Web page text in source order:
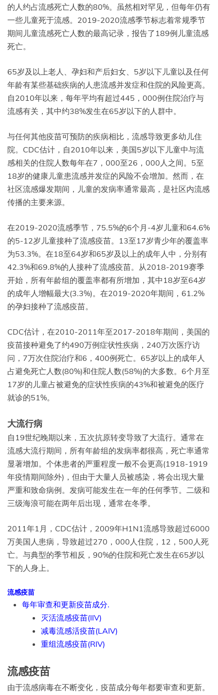
的人约占流感死亡人数的80%。虽然相对罕见，但每年仍有
一些儿童死于流感。2019-2020流感季节标志着常规季节
期间儿童流感死亡人数的最高记录，报告了189例儿童流感
死亡。
65岁及以上老人、孕妇和产后妇女、5岁以下儿童以及任何
年龄有某些基础疾病的人患流感并发症和住院的风险更高。
自2010年以来，每年平均有超过445，000例住院治疗与
流感有关，其中约38%发生在65岁以下的人群中。
与任何其他疫苗可预防的疾病相比，流感导致更多幼儿住
院。CDC估计，自2010年以来，美国5岁以下儿童中与流
感相关的住院人数每年在7，000至26，000人之间。5至
18岁的健康儿童患流感并发症的风险不会增加。然而，在
社区流感爆发期间，儿童的发病率通常最高，是社区内流感
传播的主要来源。
在2019-2020流感季节，75.5%的6个月-4岁儿童和64.6%
的5-12岁儿童接种了流感疫苗。13至17岁青少年的覆盖率
为53.3%。在18至64岁和65岁及以上的成年人中，分别有
42.3%和69.8%的人接种了流感疫苗。从2018-2019赛季
开始，所有年龄组的覆盖率都有所增加，其中18岁至64岁
的成年人增幅最大(3.3%)。在2019-2020年期间，61.2%
的孕妇接种了流感疫苗。
CDC估计，在2010-2011年至2017-2018年期间，美国的
疫苗接种避免了约490万例症状性疾病，240万次医疗访
问，7万次住院治疗和6，400例死亡。65岁以上的成年人
占避免死亡人数(80%)和住院人数(58%)的大多数。6个月至
17岁的儿童占被避免的症状性疾病的43%和被避免的医疗
就诊的51%。
大流行病
自19世纪晚期以来，五次抗原转变导致了大流行。通常在
流感大流行期间，所有年龄组的发病率都很高，死亡率通常
显著增加。个体患者的严重程度一般不会更高(1918-1919
年疫情期间除外)，但由于大量人员被感染，将会出现大量
严重和致命病例。发病可能发生在一年的任何季节。二级和
三级海浪可能在两年后出现，通常在冬季。
2011年1月，CDC估计，2009年H1N1流感导致超过6000
万美国人患病，导致超过270，000人住院，12，500人死
亡。与典型的季节相反，90%的住院和死亡发生在65岁以
下的人身上。
流感疫苗
每年审查和更新疫苗成分.
灭活流感疫苗(IIV)
减毒流感活疫苗(LAIV)
重组流感疫苗(RIV)
流感疫苗
由于流感病毒在不断变化，疫苗成分每年都要审查和更新。